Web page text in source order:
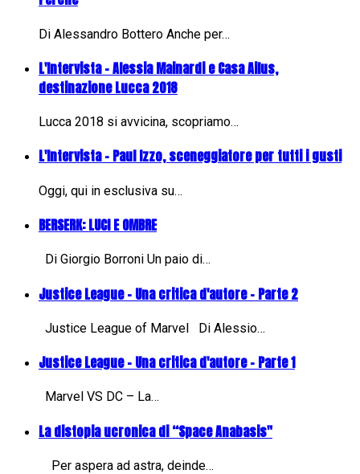
Di Alessandro Bottero Anche per…
L'Intervista - Alessia Mainardi e Casa Ailus,
destinazione Lucca 2018
Lucca 2018 si avvicina, scopriamo…
L'Intervista - Paul Izzo, sceneggiatore per tutti i gusti
Oggi, qui in esclusiva su…
BERSERK: LUCI E OMBRE
Di Giorgio Borroni Un paio di…
Justice League - Una critica d'autore - Parte 2
Justice League of Marvel Di Alessio…
Justice League - Una critica d'autore - Parte 1
Marvel VS DC – La…
La distopia ucronica di “Space Anabasis"
Per aspera ad astra, deinde…